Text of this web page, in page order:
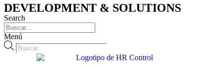
DEVELOPMENT & SOLUTIONS
Search
Menú
Búsqueda
de
productos